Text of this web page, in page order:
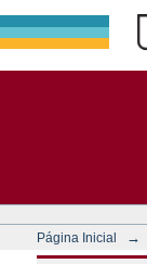
Página Inicial →